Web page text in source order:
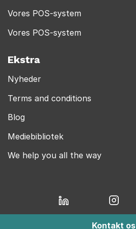
Vores POS-system
Vores POS-system
Ekstra
Nyheder
Terms and conditions
Blog
Mediebibliotek
We help you all the way
Kontakt os